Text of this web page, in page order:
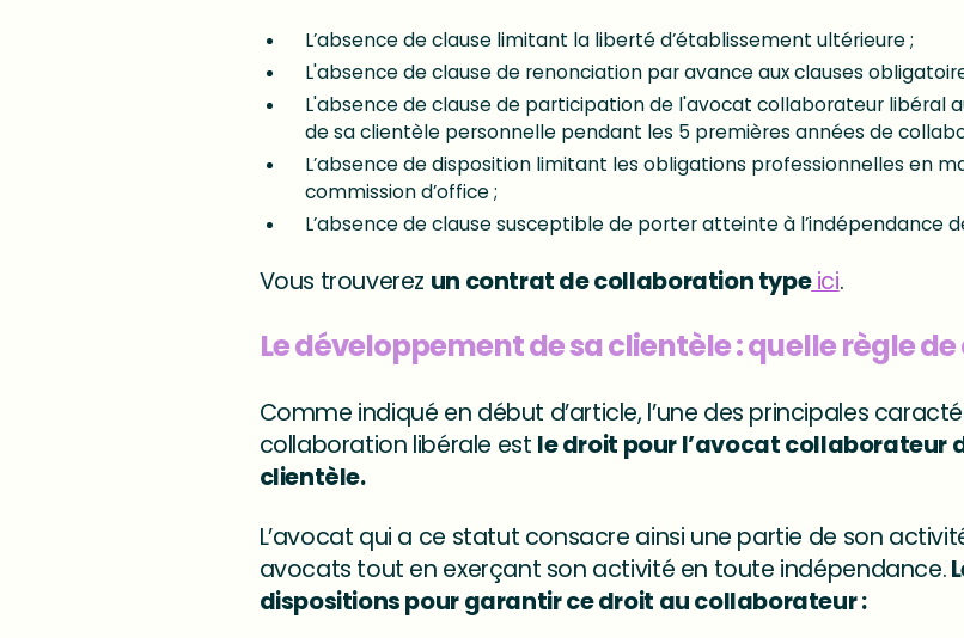
L’absence de clause limitant la liberté d’établissement ultérieure ;
L'absence de clause de renonciation par avance aux clauses
L'absence de clause de participation de l'avocat collaborateur libéral
de sa clientèle personnelle pendant les 5 premières années de
L’absence de disposition limitant les obligations professionnelles en
commission d’office ;
L’absence de clause susceptible de porter atteinte à l’indépendance
Vous trouverez un contrat de collaboration typeici.
Le développement de sa clientèle : quelle règle
Comme indiqué en début d’article, l’une des principales
collaboration libérale est le droit pour l’avocat collaborateur
clientèle.
L’avocat qui a ce statut consacre ainsi une partie de son
avocats tout en exerçant son activité en toute indépendance.
dispositions pour garantir ce droit au collaborateur :